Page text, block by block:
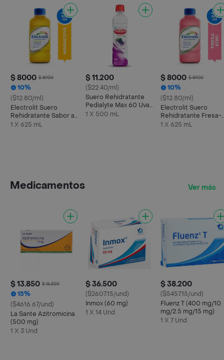
$ 8000 $ 8900
10%
($12.80/ml)
Electrolit Suero
Rehidratante Sabor a
Maracuyá
1 X 625 mL
$ 11.200
($22.40/ml)
Suero Rehidratante
Pedialyte Max 60 Uva
Frasco 500 mL
1 X 500 mL
$ 8000 $ 8900
10%
($12.80/ml)
Electrolit Suero
Rehidratante Fresa-
Kiwi
1 X 625 mL
Medicamentos Ver más
$ 13.850 $ 16.300
15%
($4616.67/und)
La Sante Azitromicina
(500 mg)
1 X 3 Und
$ 36.500
($2607.15/und)
Inmox (60 mg)
1 X 14 Und
$ 38.200
($5457.15/und)
Fluenz T (400 mg/10
mg/2.5 mg/15 mg)
1 X 7 Und